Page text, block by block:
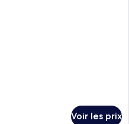
Voir les prix